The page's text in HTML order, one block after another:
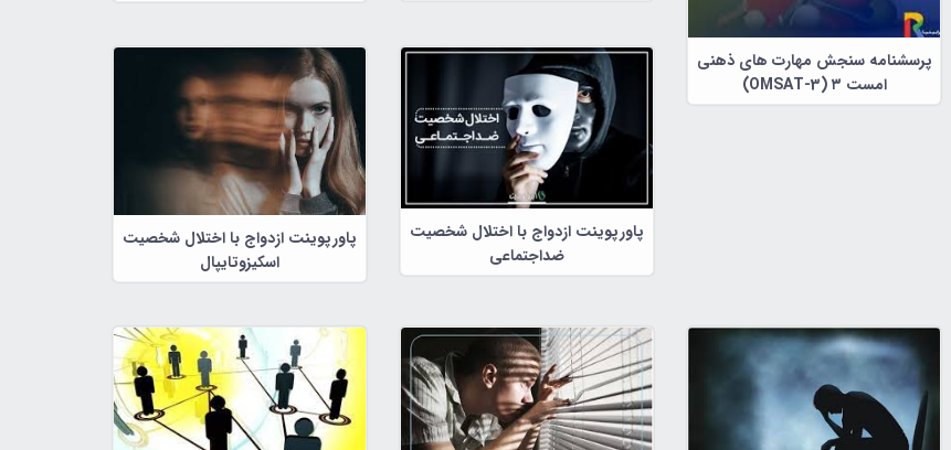
پرسشنامه سنجش مهارت های ذهنی
امست ۳ (OMSAT-3)
پاورپوینت ازدواج با اختلال شخصیت
ضداجتماعی
پاورپوینت ازدواج با اختلال شخصیت
اسکیزوتایپال